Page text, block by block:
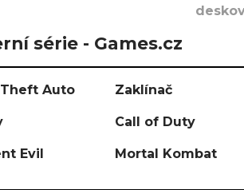
série - Games.cz
Auto Zaklínač
Call of Duty
Evil Mortal Kombat